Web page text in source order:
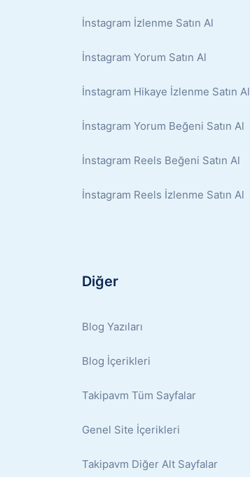
İnstagram İzlenme Satın Al
İnstagram Yorum Satın Al
İnstagram Hikaye İzlenme Satın Al
İnstagram Yorum Beğeni Satın Al
İnstagram Reels Beğeni Satın Al
İnstagram Reels İzlenme Satın Al
Diğer
Blog Yazıları
Blog İçerikleri
Takipavm Tüm Sayfalar
Genel Site İçerikleri
Takipavm Diğer Alt Sayfalar